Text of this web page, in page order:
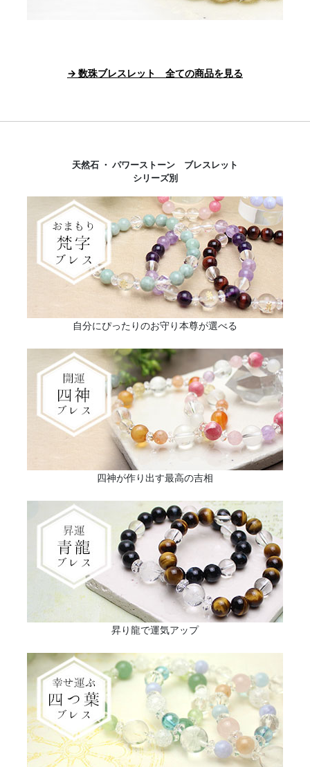
→ 数珠ブレスレット 全ての商品を見る
天然石 ・ パワーストーン ブレスレット
シリーズ別
自分にぴったりのお守り本尊が選べる
四神が作り出す最高の吉相
昇り龍で運気アップ